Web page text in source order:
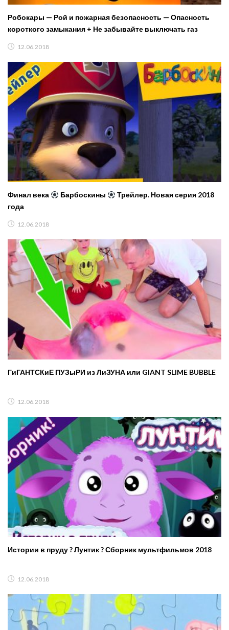
Робокары — Рой и пожарная безопасность — Опасность
короткого замыкания + Не забывайте выключать газ
12.06.2018
Финал века Барбоскины
Трейлер. Новая серия 2018
года
12.06.2018
ГиГАНТСКиЕ ПУЗыРИ из ЛиЗУНА или GIANT SLIME BUBBLE
12.06.2018
Истории в пруду ? Лунтик ? Сборник мультфильмов 2018
12.06.2018